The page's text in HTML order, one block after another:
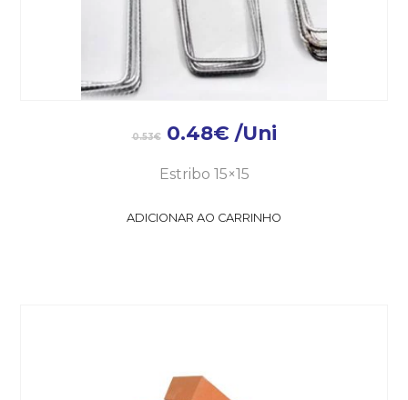
0.53€ 0.48€ /Uni
Estribo 15×15
ADICIONAR AO CARRINHO